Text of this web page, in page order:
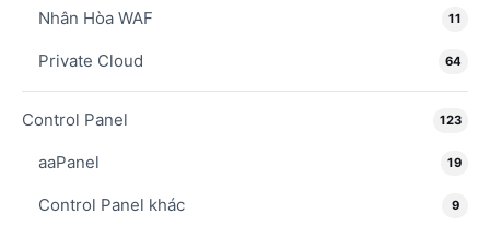
Nhân Hòa WAF 11
Private Cloud 64
Control Panel 123
aaPanel 19
Control Panel khác 9